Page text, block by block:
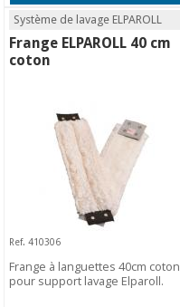
Système de lavage ELPAROLL
Frange ELPAROLL 40 cm
coton
Ref. 410306
Frange à languettes 40cm coton
pour support lavage Elparoll.